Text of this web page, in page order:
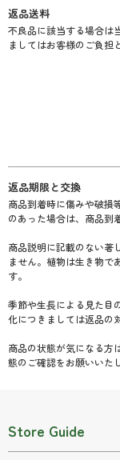
返品送料
不良品に該当する場合は
ましてはお客様のご負担
返品期限と交換
商品到着時に傷みや破損
のあった場合は、商品到
商品説明に記載のない著
ません。植物は生き物で
す。
季節や生長による見た目
化につきましては返品の
商品の状態が気になる方
態のご確認をお願いいた
Store Guide